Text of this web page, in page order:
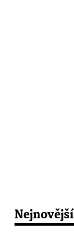
Nejnovější